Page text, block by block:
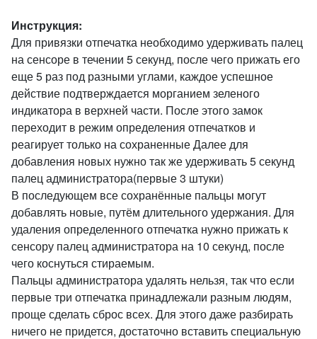
Инструкция:
Для привязки отпечатка необходимо удерживать палец
на сенсоре в течении 5 секунд, после чего прижать его
еще 5 раз под разными углами, каждое успешное
действие подтверждается морганием зеленого
индикатора в верхней части. После этого замок
переходит в режим определения отпечатков и
реагирует только на сохраненные Далее для
добавления новых нужно так же удерживать 5 секунд
палец администратора(первые 3 штуки)
В последующем все сохранённые пальцы могут
добавлять новые, путём длительного удержания. Для
удаления определенного отпечатка нужно прижать к
сенсору палец администратора на 10 секунд, после
чего коснуться стираемым.
Пальцы администратора удалять нельзя, так что если
первые три отпечатка принадлежали разным людям,
проще сделать сброс всех. Для этого даже разбирать
ничего не придется, достаточно вставить специальную